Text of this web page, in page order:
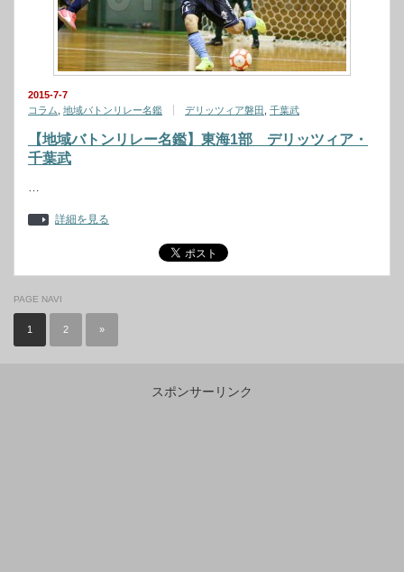
2015-7-7
コラム 地域バトンリレー名鑑 デリッツィア磐田 千葉武
【地域バトンリレー名鑑】東海1部 デリッツィア・
千葉武
…
詳細を見る
PAGE NAVI
1 2 »
スポンサーリンク